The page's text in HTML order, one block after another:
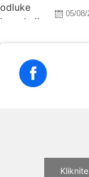
05/08/